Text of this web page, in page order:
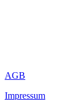
AGB
Impressum